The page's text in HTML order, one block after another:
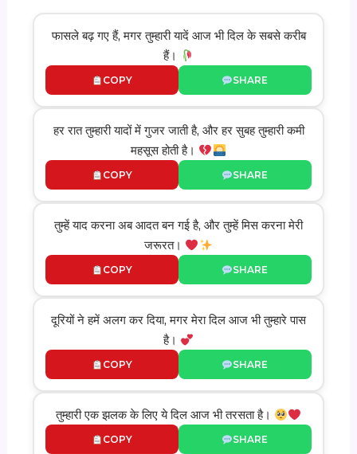
फासले बढ़ गए हैं, मगर तुम्हारी यादें आज भी दिल के सबसे करीब
हैं।
COPY SHARE
हर रात तुम्हारी यादों में गुजर जाती है, और हर सुबह तुम्हारी कमी
महसूस होती है।
COPY SHARE
तुम्हें याद करना अब आदत बन गई है, और तुम्हें मिस करना मेरी
जरूरत।
COPY SHARE
दूरियों ने हमें अलग कर दिया, मगर मेरा दिल आज भी तुम्हारे पास
है।
COPY SHARE
तुम्हारी एक झलक के लिए ये दिल आज भी तरसता है।
COPY SHARE